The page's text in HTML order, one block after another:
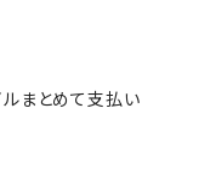
ルまとめて支払い